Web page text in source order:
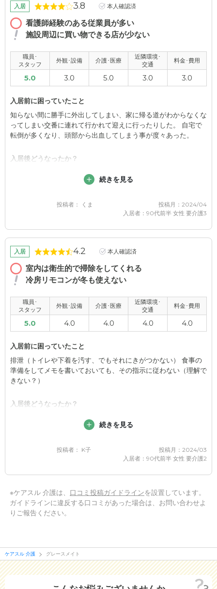
都内なので、地価が全体的に高価であるために家賃が高く、しか
も場所がら人件費も高めである。
看護師さんが常駐しているので、胃ろうをしている家族にとって
は対応していただけることはとてもありがたいです。
職員・スタッフ・他入居者の雰囲気について
面会で玄関に入ってから部屋での面会まで、皆さんの雰囲気や対
応が良いと感じています。 入居者の方も、お元気な方は挨拶を
外観・内装・居室・設備について
こちらの施設は、近隣の施設よりも長い年数が経っているそうだ
が、古さを感じることはないように思える。
内科をはじめ、歯科も訪問していただいており、本人の様子に合
遠方から公共機関で面会に来る方には、不便な場所に感じるかも
しれません。事実、施設入居者してからなかなか面会に来てもら
料金費用について
このような介護施設では料金がかかるのはわかりますが、貯えが
なければ利用できないと思います。
入居 3.8 本人確認済
看護師経験のある従業員が多い
施設周辺に買い物できる店が少ない
職員･
スタッフ
外観･設備 介護･医療
近隣環境･
交通
料金･費用
5.0 3.0 5.0 3.0 3.0
入居前に困っていたこと
知らない間に勝手に外出してしまい、家に帰る道がわからなくな
ってしまい交番に連れて行かれて迎えに行ったりした。 自宅で
転倒が多くなり、頭部から出血してしまう事が度々あった。
入居後どうなったか？
認知症はどんどん加速してしまっているが、センサーマットを引
いたり施設の中では普段はほぼ車椅子での移動となり転倒する事
施設の従業員の方達がどなたもとても優しく感じが良いところ。
また少しでも異変があると迅速に病院に連れて行ってくれる。
職員・スタッフ・他入居者の雰囲気について
入居者にも家族にもとても感じが良く、優しい雰囲気の従業員の
方々ばかりなので大変満足しています。
外観・内装・居室・設備について
若干施設が古い感じがありますが、とても衛生的であるので不満
介護医療サービスについて
近くのお医者さんとの連携も素早く、またもと看護師さんの従業
員の方も多いのでとても安心できます。
近隣環境や交通アクセスについて
電車とバスで行かなければならないのと、施設の周りが住宅街過
ぎて、ちょっとした買い物などが出来ない。
料金費用について
居者の人数の割合が低かったので、良くみてくれていると思うの
で、多少お高めなのは仕方ないと思う。
続きを見る
投稿者： くま
投稿月：2024/04
入居者：90代前半 女性 要介護3
入居 4.2 本人確認済
室内は衛生的で掃除をしてくれる
冷房リモコンが冬も使えない
職員･
スタッフ
外観･設備 介護･医療
近隣環境･
交通
料金･費用
5.0 4.0 4.0 4.0 4.0
入居前に困っていたこと
排泄（トイレや下着を汚す、でもそれにきがつかない） 食事の
準備をしてメモを書いておいても、その指示に従わない（理解で
きない？）
入居後どうなったか？
常に紙パンツを着用していて、便秘が3日続くと、下剤で排便さ
せてくれる。 食事は決まった時間に食堂で提供されるので問題
24時間の見守りをしてもらえるという安心感がある。離れて暮
職員・スタッフ・他入居者の雰囲気について
外観・内装・居室・設備について
室内は衛生的で掃除もしてくれる。 夏の間、勝手に冷房を切っ
てしまう事があったため、リモコンを取り上げられていて、冬に
続きを見る
投稿者： K子
投稿月：2024/03
入居者：90代前半 女性 要介護2
※ケアスル 介護は、 口コミ投稿ガイドラインを設置しています。
ガイドラインに違反する口コミがあった場合は、お問い合わせよ
りご報告ください。
ケアスル 介護 グレースメイト